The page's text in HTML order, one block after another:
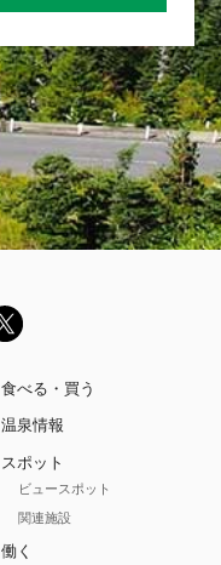
食べる・買う
温泉情報
スポット
ビュースポット
関連施設
働く